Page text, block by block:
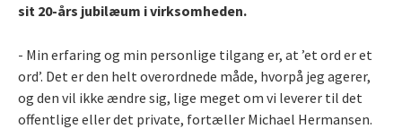
sit 20-års jubilæum i virksomheden.
- Min erfaring og min personlige tilgang er, at ’et ord er et
ord’. Det er den helt overordnede måde, hvorpå jeg agerer,
og den vil ikke ændre sig, lige meget om vi leverer til det
offentlige eller det private, fortæller Michael Hermansen.